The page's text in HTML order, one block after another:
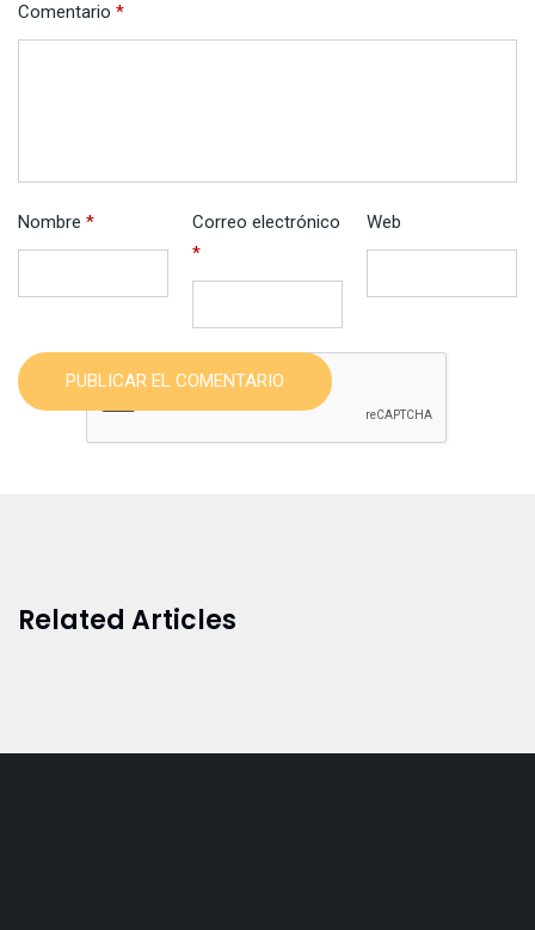
Comentario *
Nombre *
Correo electrónico
*
Web
PUBLICAR EL COMENTARIO
Related Articles